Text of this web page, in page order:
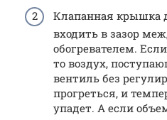
Клапанная крышка
входить в зазор
обогревателем.
то воздух,
вентиль без
прогреться, и
упадет. А если